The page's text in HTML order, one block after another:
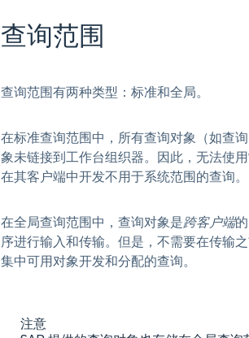
查询范围
查询范围有两种类型：标准和全局。
在标准查询范围中，所有查询对象（如查
象未链接到工作台组织器。因此，无法使
在其客户端中开发不用于系统范围的查询。
在全局查询范围中，查询对象是跨客户端
序进行输入和传输。但是，不需要在传输
集中可用对象开发和分配的查询。
注意